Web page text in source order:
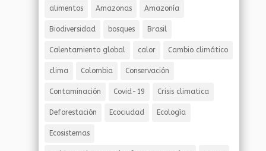
alimentos Amazonas Amazonía
Biodiversidad bosques Brasil
Calentamiento global calor Cambio climático
clima Colombia Conservación
Contaminación Covid-19 Crisis climatica
Deforestación Ecociudad Ecología
Ecosistemas